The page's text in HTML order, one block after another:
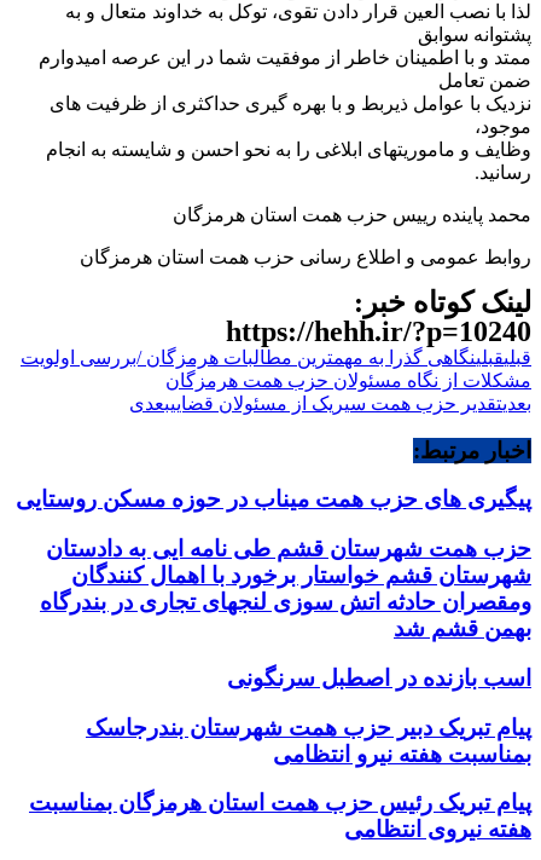
لذا با نصب العین قرار دادن تقوی، توکل به خداوند متعال و به
پشتوانه سوابق
ممتد و با اطمینان خاطر از موفقیت شما در این عرصه امیدوارم
ضمن تعامل
نزدیک با عوامل ذیربط و با بهره گیری حداکثری از ظرفیت های
موجود،
وظایف و ماموریتهای ابلاغی را به نحو احسن و شایسته به انجام
رسانید.
محمد پاینده رییس حزب همت استان هرمزگان
روابط عمومی و اطلاع رسانی حزب همت استان هرمزگان
لینک کوتاه خبر:
https://hehh.ir/?p=10240
قبلیقبلینگاهی گذرا به مهمترین مطالبات هرمزگان /بررسی اولویت
مشکلات از نگاه مسئولان حزب همت هرمزگان
بعدیتقدیر حزب همت سیریک از مسئولان قضاییبعدی
اخبار مرتبط:
پیگیری های حزب همت میناب در حوزه مسکن روستایی
حزب همت شهرستان قشم طی نامه ایی به دادستان
شهرستان قشم خواستار برخورد با اهمال کنندگان
ومقصران حادثه اتش سوزی لنجهای تجاری در بندرگاه
بهمن قشم شد
اسب بازنده در اصطبل سرنگونی
پیام تبریک دبیر حزب همت شهرستان بندرجاسک
بمناسبت هفته نیرو انتظامی
پیام تبریک رئیس حزب همت استان هرمزگان بمناسبت
هفته نیروی انتظامی